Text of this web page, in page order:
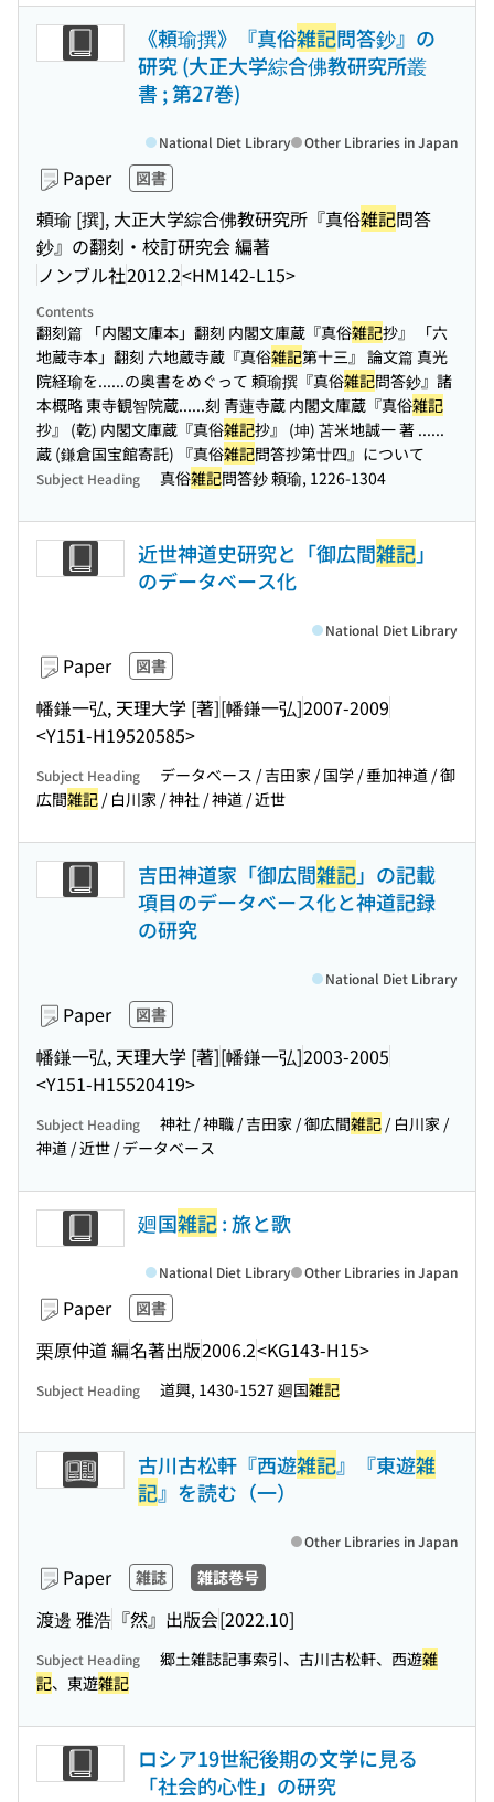
《頼瑜撰》『真俗雑記問答鈔』の
研究 (大正大学綜合佛教研究所叢
書 ; 第27巻)
Paper 図書
頼瑜 [撰], 大正大学綜合佛教研究所『真俗雑記問答
鈔』の翻刻・校訂研究会 編著
ノンブル社2012.2<HM142-L15>
National Diet Library Other Libraries in Japan
Contents
翻刻篇 「内閣文庫本」翻刻 内閣文庫蔵『真俗雑記抄』 「六
地蔵寺本」翻刻 六地蔵寺蔵『真俗雑記第十三』 論文篇 真光
院経瑜を......の奥書をめぐって 頼瑜撰『真俗雑記問答鈔』諸
本概略 東寺観智院蔵......刻 青蓮寺蔵 内閣文庫蔵『真俗雑記
抄』 (乾) 内閣文庫蔵『真俗雑記抄』 (坤) 苫米地誠一 著 ......
蔵 (鎌倉国宝館寄託) 『真俗雑記問答抄第廿四』について
Subject Heading 真俗雑記問答鈔 頼瑜, 1226-1304
近世神道史研究と「御広間雑記」
のデータベース化
Paper 図書
幡鎌一弘, 天理大学 [著][幡鎌一弘]2007-2009
<Y151-H19520585>
National Diet Library
Subject Heading
データベース / 吉田家 / 国学 / 垂加神道 / 御
広間雑記 / 白川家 / 神社 / 神道 / 近世
吉田神道家「御広間雑記」の記載
項目のデータベース化と神道記録
の研究
Paper 図書
幡鎌一弘, 天理大学 [著][幡鎌一弘]2003-2005
<Y151-H15520419>
National Diet Library
Subject Heading 神社 / 神職 / 吉田家 / 御広間雑記 / 白川家 /
神道 / 近世 / データベース
廻国雑記: 旅と歌
Paper 図書
栗原仲道 編名著出版2006.2<KG143-H15>
National Diet Library Other Libraries in Japan
Subject Heading 道興, 1430-1527 廻国雑記
古川古松軒『西遊雑記』『東遊雑
記』を読む（一）
Paper 雑誌 雑誌巻号
渡邊 雅浩 『然』出版会[2022.10]
Other Libraries in Japan
Subject Heading 郷土雑誌記事索引、古川古松軒、西遊雑
記、東遊雑記
ロシア19世紀後期の文学に見る
「社会的心性」の研究